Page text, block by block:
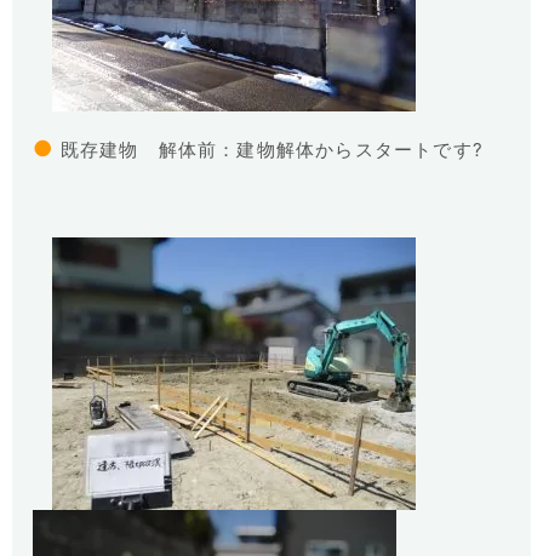
● 既存建物 解体前：建物解体からスタートです?